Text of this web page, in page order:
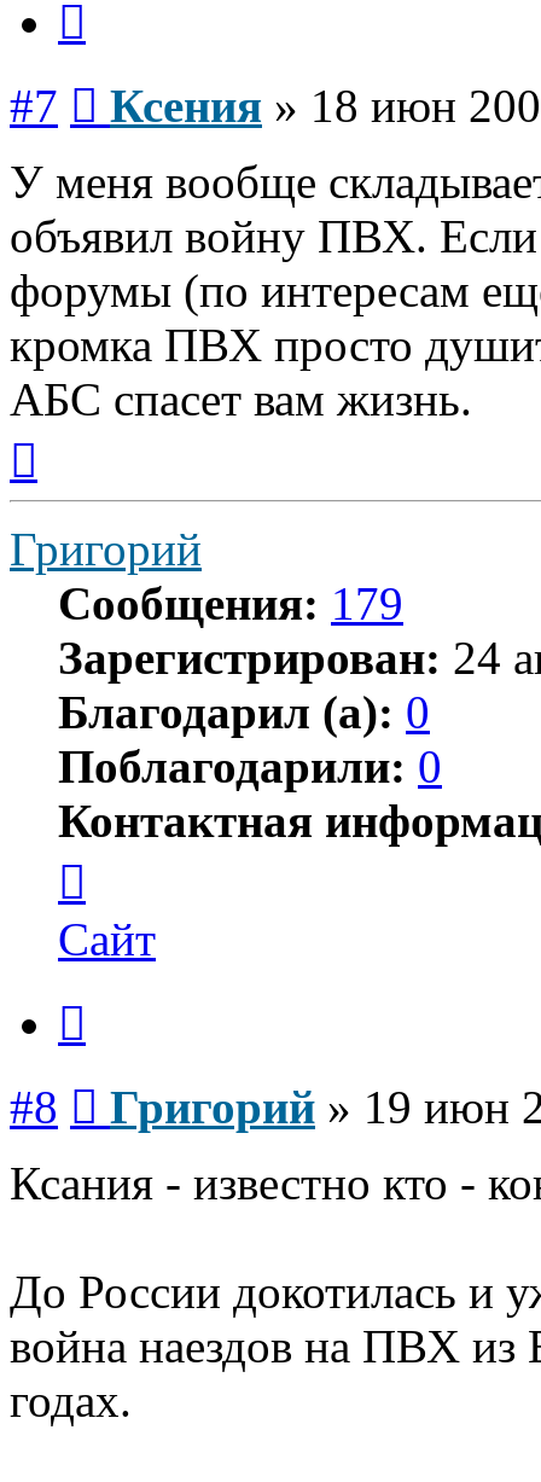
#7 Ксения » 18 июн
У меня вообще
объявил войну ПВХ.
форумы (по интересам
кромка ПВХ просто
АБС спасет вам жизнь.
началу
Григорий
Сообщения: 179
Зарегистрирован: 24
Благодарил (а): 0
Поблагодарили: 0
Контактная
пользователя
Григорий
Сайт
#8 Григорий » 19 июн
Ксания - известно кто -
До России докотилась и
война наездов на ПВХ из
годах.